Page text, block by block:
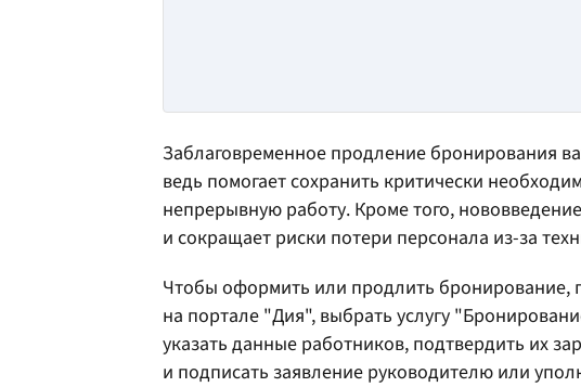
Заблаговременное продление бронирования
ведь помогает сохранить критически
непрерывную работу. Кроме того,
и сокращает риски потери персонала из-за
Чтобы оформить или продлить бронирование,
на портале "Дия", выбрать услугу
указать данные работников, подтвердить их
и подписать заявление руководителю или